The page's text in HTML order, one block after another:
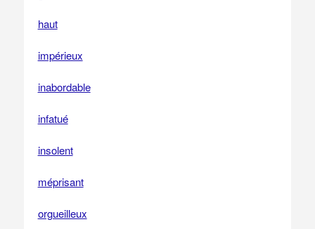
haut
impérieux
inabordable
infatué
insolent
méprisant
orgueilleux